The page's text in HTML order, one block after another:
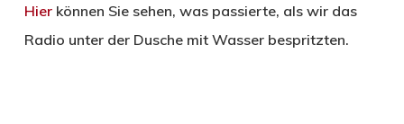
Hierkönnen Sie sehen, was passierte, als wir das
Radio unter der Dusche mit Wasser bespritzten.